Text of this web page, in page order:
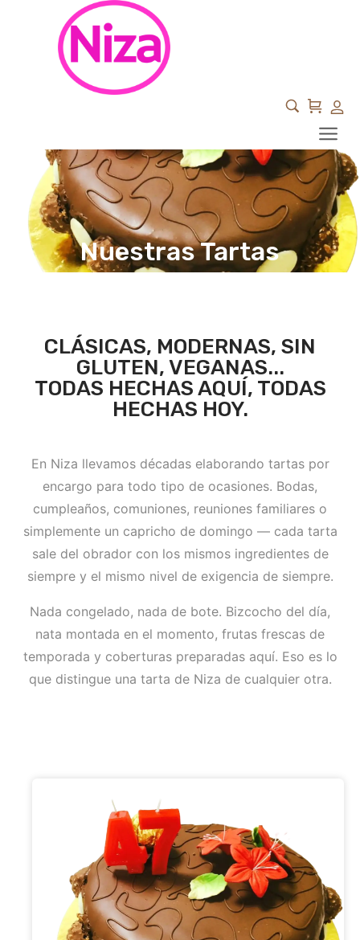
Nuestras Tartas
CLÁSICAS, MODERNAS, SIN
GLUTEN, VEGANAS...
TODAS HECHAS AQUÍ, TODAS
HECHAS HOY.
En Niza llevamos décadas elaborando tartas por
encargo para todo tipo de ocasiones. Bodas,
cumpleaños, comuniones, reuniones familiares o
simplemente un capricho de domingo — cada tarta
sale del obrador con los mismos ingredientes de
siempre y el mismo nivel de exigencia de siempre.
Nada congelado, nada de bote. Bizcocho del día,
nata montada en el momento, frutas frescas de
temporada y coberturas preparadas aquí. Eso es lo
que distingue una tarta de Niza de cualquier otra.